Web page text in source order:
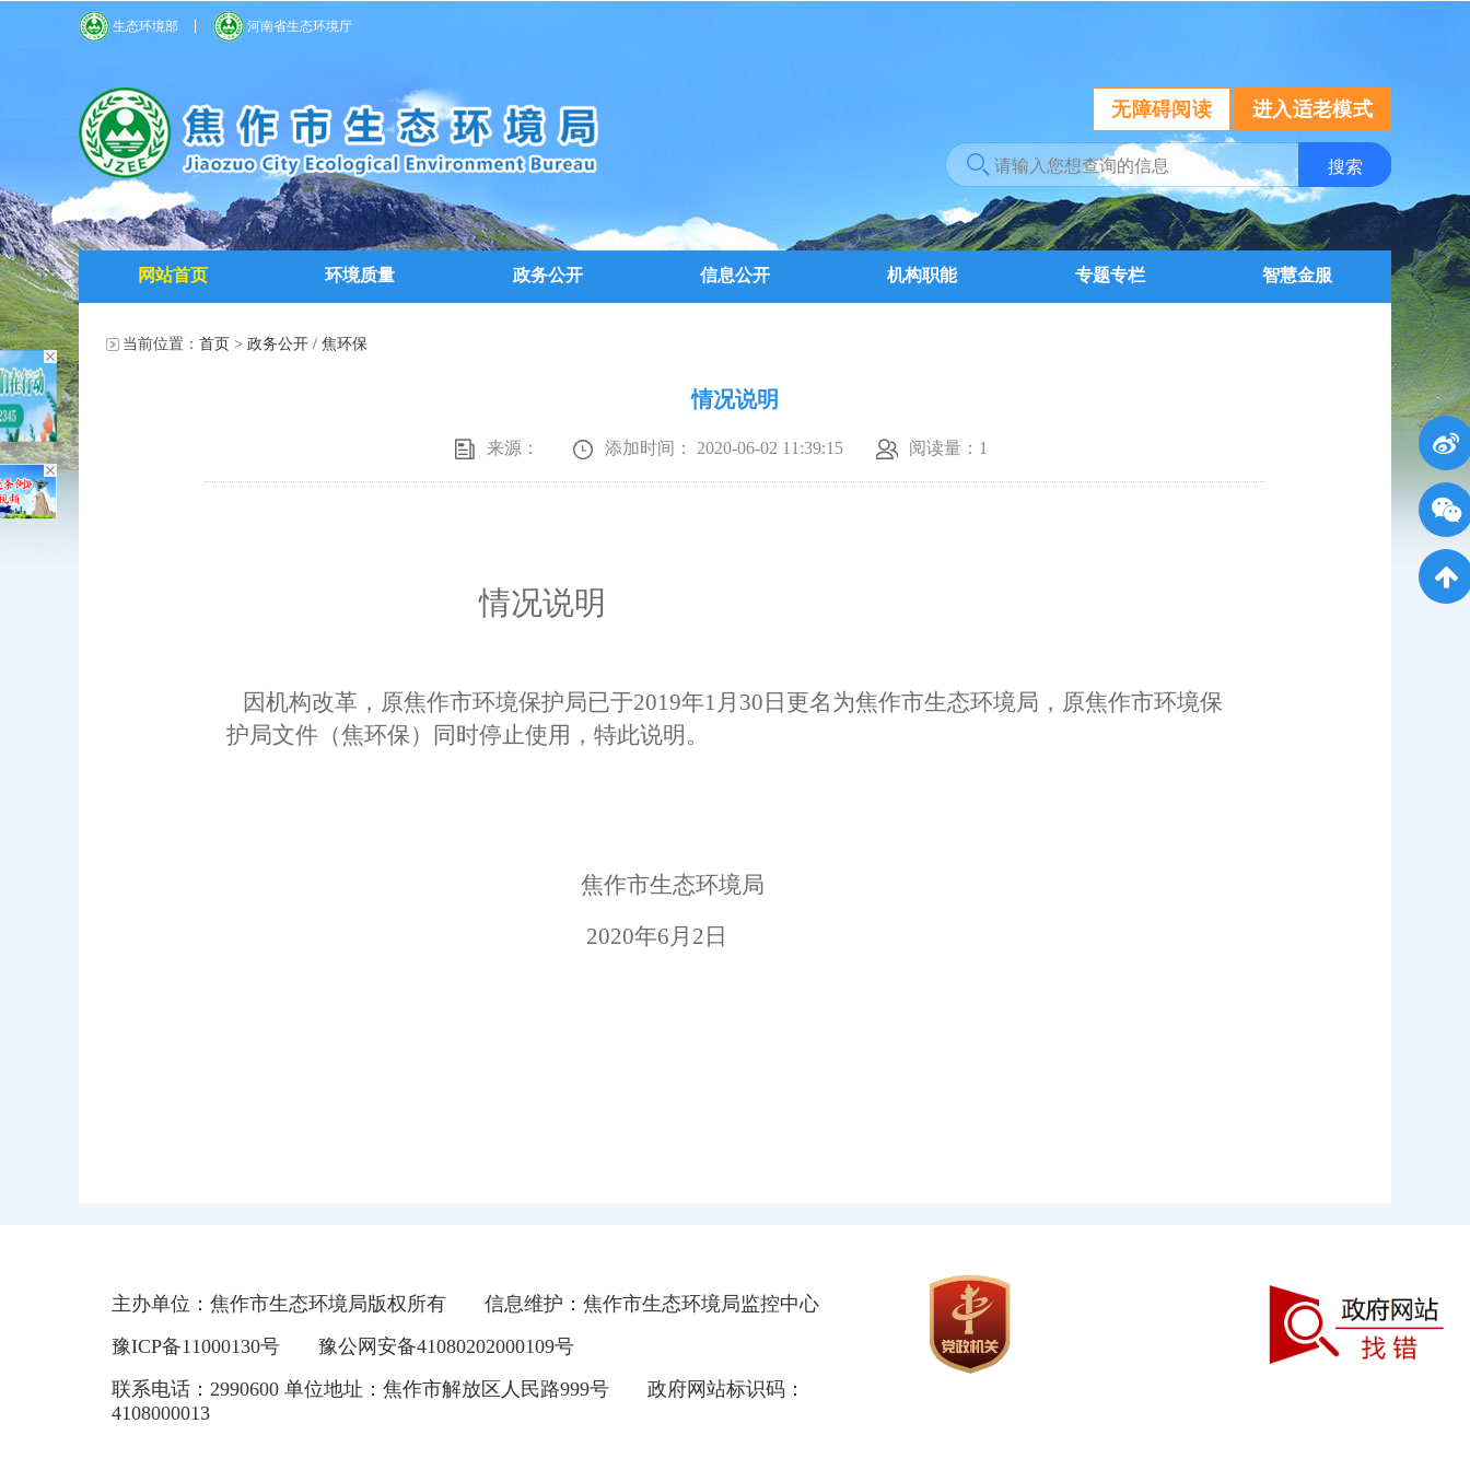
生态环境部 河南省生态环境厅
无障碍阅读 进入适老模式
网站首页 环境质量 政务公开 信息公开 机构职能 专题专栏 智慧金服
当前位置： 首页 > 政务公开 / 焦环保
情况说明
来源： 添加时间： 2020-06-02 11:39:15 阅读量： 1
情况说明
因机构改革，原焦作市环境保护局已于2019年1月30日更名为焦作市生态环境局，原焦作市环境保
护局文件（焦环保）同时停止使用，特此说明。
焦作市生态环境局
2020年6月 2 日
主办单位：焦作市生态环境局版权所有
信息维护：焦作市生态环境局监控中心
豫ICP备11000130号
豫公网安备41080202000109号
联系电话：2990600 单位地址：焦作市解放区人民路999号
政府网站标识码：
4108000013